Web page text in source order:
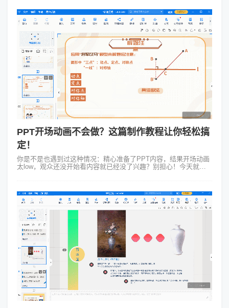
PPT开场动画不会做？这篇制作教程让你轻松搞
定！
你是不是也遇到过这种情况：精心准备了PPT内容，结果开场动画
太low，观众还没开始看内容就已经没了兴趣？别担心！今天就来